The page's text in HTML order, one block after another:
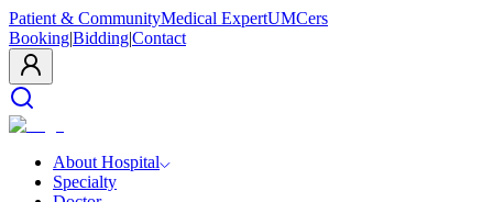
Patient & CommunityMedical ExpertUMCers
Booking|Bidding|Contact
About Hospital
Specialty